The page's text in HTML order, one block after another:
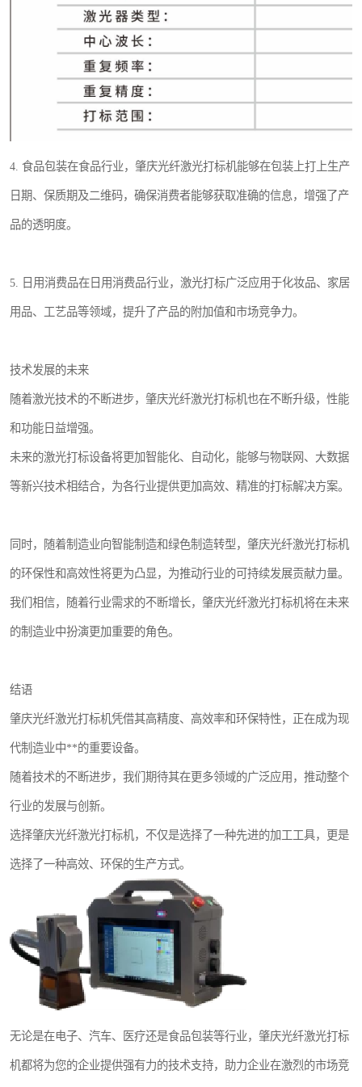
4. 食品包装在食品行业，肇庆光纤激光打标机能够在包装上打上生产
日期、保质期及二维码，确保消费者能够获取准确的信息，增强了产
品的透明度。
5. 日用消费品在日用消费品行业，激光打标广泛应用于化妆品、家居
用品、工艺品等领域，提升了产品的附加值和市场竞争力。
技术发展的未来
随着激光技术的不断进步，肇庆光纤激光打标机也在不断升级，性能
和功能日益增强。
未来的激光打标设备将更加智能化、自动化，能够与物联网、大数据
等新兴技术相结合，为各行业提供更加高效、精准的打标解决方案。
同时，随着制造业向智能制造和绿色制造转型，肇庆光纤激光打标机
的环保性和高效性将更为凸显，为推动行业的可持续发展贡献力量。
我们相信，随着行业需求的不断增长，肇庆光纤激光打标机将在未来
的制造业中扮演更加重要的角色。
结语
肇庆光纤激光打标机凭借其高精度、高效率和环保特性，正在成为现
代制造业中**的重要设备。
随着技术的不断进步，我们期待其在更多领域的广泛应用，推动整个
行业的发展与创新。
选择肇庆光纤激光打标机，不仅是选择了一种先进的加工工具，更是
选择了一种高效、环保的生产方式。
无论是在电子、汽车、医疗还是食品包装等行业，肇庆光纤激光打标
机都将为您的企业提供强有力的技术支持，助力企业在激烈的市场竞